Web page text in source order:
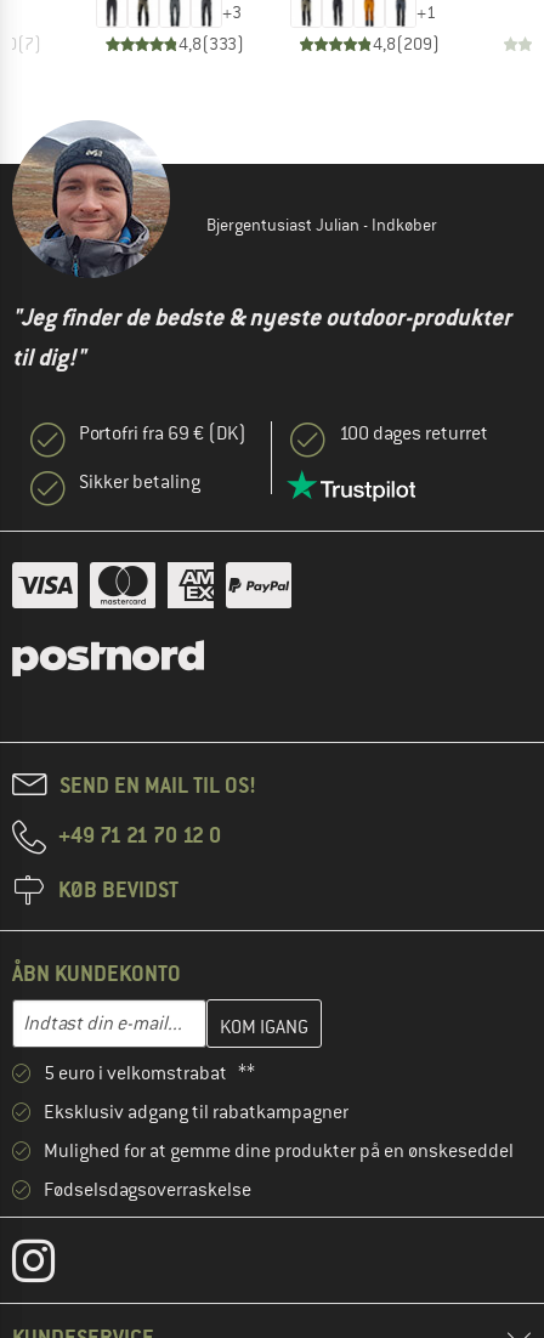
(7)
+3
4,8(333)
+1
4,8(209)
Bjergentusiast Julian - Indkøber
"Jeg finder de bedste & nyeste outdoor-produkter
til dig!"
Portofri fra 69 € (DK)
Sikker betaling
100 dages returret
SEND EN MAIL TIL OS!
+49 71 21 70 12 0
KØB BEVIDST
ÅBN KUNDEKONTO
E-mail-adresse
Indtast din e-mailadresse her, og opret i næste trin din
5 euro i velkomstrabat **
Eksklusiv adgang til rabatkampagner
Mulighed for at gemme dine produkter på en ønskeseddel
Fødselsdagsoverraskelse